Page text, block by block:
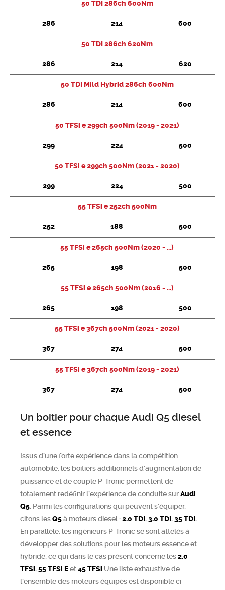
50 TDI 286ch 600Nm
286 214 600
50 TDI 286ch 620Nm
286 214 620
50 TDI Mild Hybrid 286ch 600Nm
286 214 600
50 TFSi e 299ch 500Nm (2019 - 2021)
299 224 500
50 TFSi e 299ch 500Nm (2021 - 2020)
299 224 500
55 TFSi e 252ch 500Nm
252 188 500
55 TFSi e 265ch 500Nm (2020 - ...)
265 198 500
55 TFSi e 265ch 500Nm (2016 - ...)
265 198 500
55 TFSi e 367ch 500Nm (2021 - 2020)
367 274 500
55 TFSi e 367ch 500Nm (2019 - 2021)
367 274 500
Un boitier pour chaque Audi Q5 diesel
et essence
Issus d’une forte expérience dans la compétition
automobile, les boitiers additionnels d’augmentation de
puissance et de couple P-Tronic permettent de
totalement redéfinir l’expérience de conduite surAudi
Q5 . Parmi les configurations qui peuvent s’équiper,
citons lesQ5à moteurs diesel :2.0 TDI,3.0 TDI,35 TDI,...
En parallèle, les ingénieurs P-Tronic se sont attelés à
développer des solutions pour les moteurs essence et
hybride, ce qui dans le cas présent concerne les2.0
TFSi,55 TFSi Eet45 TFSi Une liste exhaustive de
l'ensemble des moteurs équipés est disponible ci-